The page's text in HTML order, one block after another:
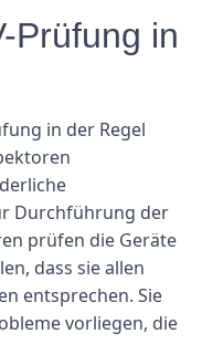
Prüfung in
in der Regel
Durchführung der
prüfen die Geräte
dass sie allen
entsprechen. Sie
vorliegen, die